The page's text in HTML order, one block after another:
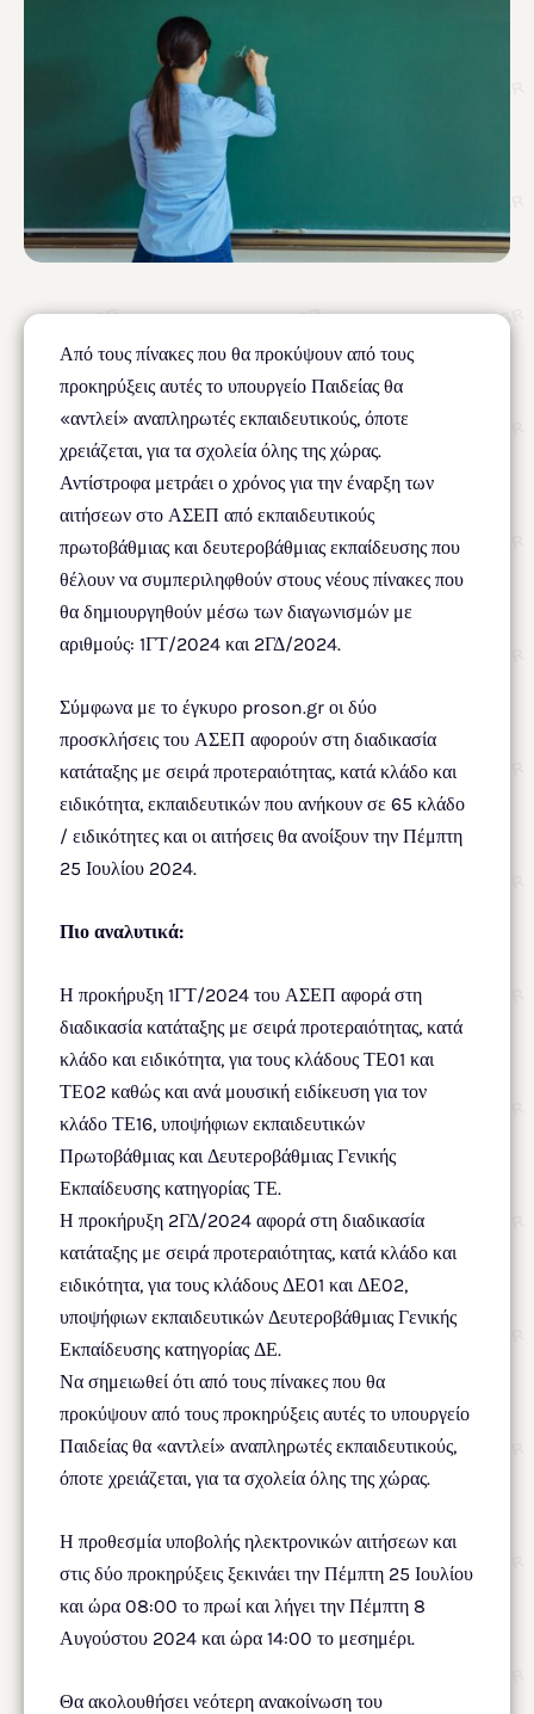
Από τους πίνακες που θα προκύψουν από τους
προκηρύξεις αυτές το υπουργείο Παιδείας θα
«αντλεί» αναπληρωτές εκπαιδευτικούς, όποτε
χρειάζεται, για τα σχολεία όλης της χώρας.
Αντίστροφα μετράει ο χρόνος για την έναρξη των
αιτήσεων στο ΑΣΕΠ από εκπαιδευτικούς
πρωτοβάθμιας και δευτεροβάθμιας εκπαίδευσης που
θέλουν να συμπεριληφθούν στους νέους πίνακες που
θα δημιουργηθούν μέσω των διαγωνισμών με
αριθμούς: 1ΓΤ/2024 και 2ΓΔ/2024.
Σύμφωνα με το έγκυρο proson.gr οι δύο
προσκλήσεις του ΑΣΕΠ αφορούν στη διαδικασία
κατάταξης με σειρά προτεραιότητας, κατά κλάδο και
ειδικότητα, εκπαιδευτικών που ανήκουν σε 65 κλάδο
/ ειδικότητες και οι αιτήσεις θα ανοίξουν την Πέμπτη
25 Ιουλίου 2024.
Πιο αναλυτικά:
Η προκήρυξη 1ΓΤ/2024 του ΑΣΕΠ αφορά στη
διαδικασία κατάταξης με σειρά προτεραιότητας, κατά
κλάδο και ειδικότητα, για τους κλάδους ΤΕ01 και
ΤΕ02 καθώς και ανά μουσική ειδίκευση για τον
κλάδο ΤΕ16, υποψήφιων εκπαιδευτικών
Πρωτοβάθμιας και Δευτεροβάθμιας Γενικής
Εκπαίδευσης κατηγορίας ΤΕ.
Η προκήρυξη 2ΓΔ/2024 αφορά στη διαδικασία
κατάταξης με σειρά προτεραιότητας, κατά κλάδο και
ειδικότητα, για τους κλάδους ΔΕ01 και ΔΕ02,
υποψήφιων εκπαιδευτικών Δευτεροβάθμιας Γενικής
Εκπαίδευσης κατηγορίας ΔΕ.
Να σημειωθεί ότι από τους πίνακες που θα
προκύψουν από τους προκηρύξεις αυτές το υπουργείο
Παιδείας θα «αντλεί» αναπληρωτές εκπαιδευτικούς,
όποτε χρειάζεται, για τα σχολεία όλης της χώρας.
Η προθεσμία υποβολής ηλεκτρονικών αιτήσεων και
στις δύο προκηρύξεις ξεκινάει την Πέμπτη 25 Ιουλίου
και ώρα 08:00 το πρωί και λήγει την Πέμπτη 8
Αυγούστου 2024 και ώρα 14:00 το μεσημέρι.
Θα ακολουθήσει νεότερη ανακοίνωση του